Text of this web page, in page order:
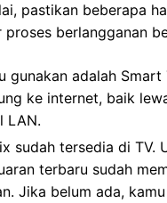
pastikan beberapa
proses berlangganan
gunakan adalah Smart
ke internet, baik
LAN.
sudah tersedia di TV.
terbaru sudah
Jika belum ada,